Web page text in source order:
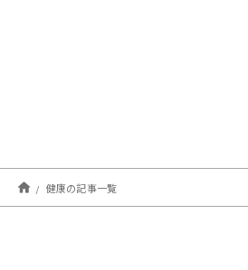
健康の記事一覧